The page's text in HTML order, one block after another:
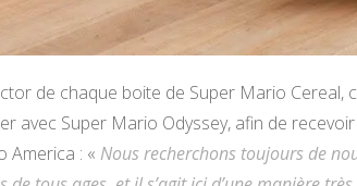
de chaque boite de Super Mario Cereal,
avec Super Mario Odyssey, afin de
America : « Nous recherchons toujours de